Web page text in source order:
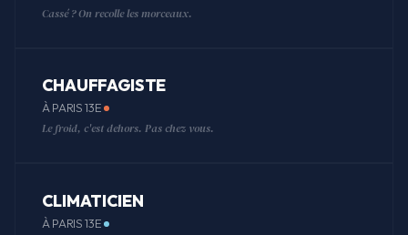
Cassé ? On recolle les morceaux.
CHAUFFAGISTE
À PARIS 13E
Le froid, c'est dehors. Pas chez vous.
CLIMATICIEN
À PARIS 13E